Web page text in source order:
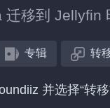
迁移到 Jellyfin
专辑 转
并选择“转